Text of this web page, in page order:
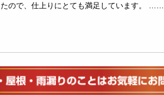
たので、仕上りにとても満足しています。 ……